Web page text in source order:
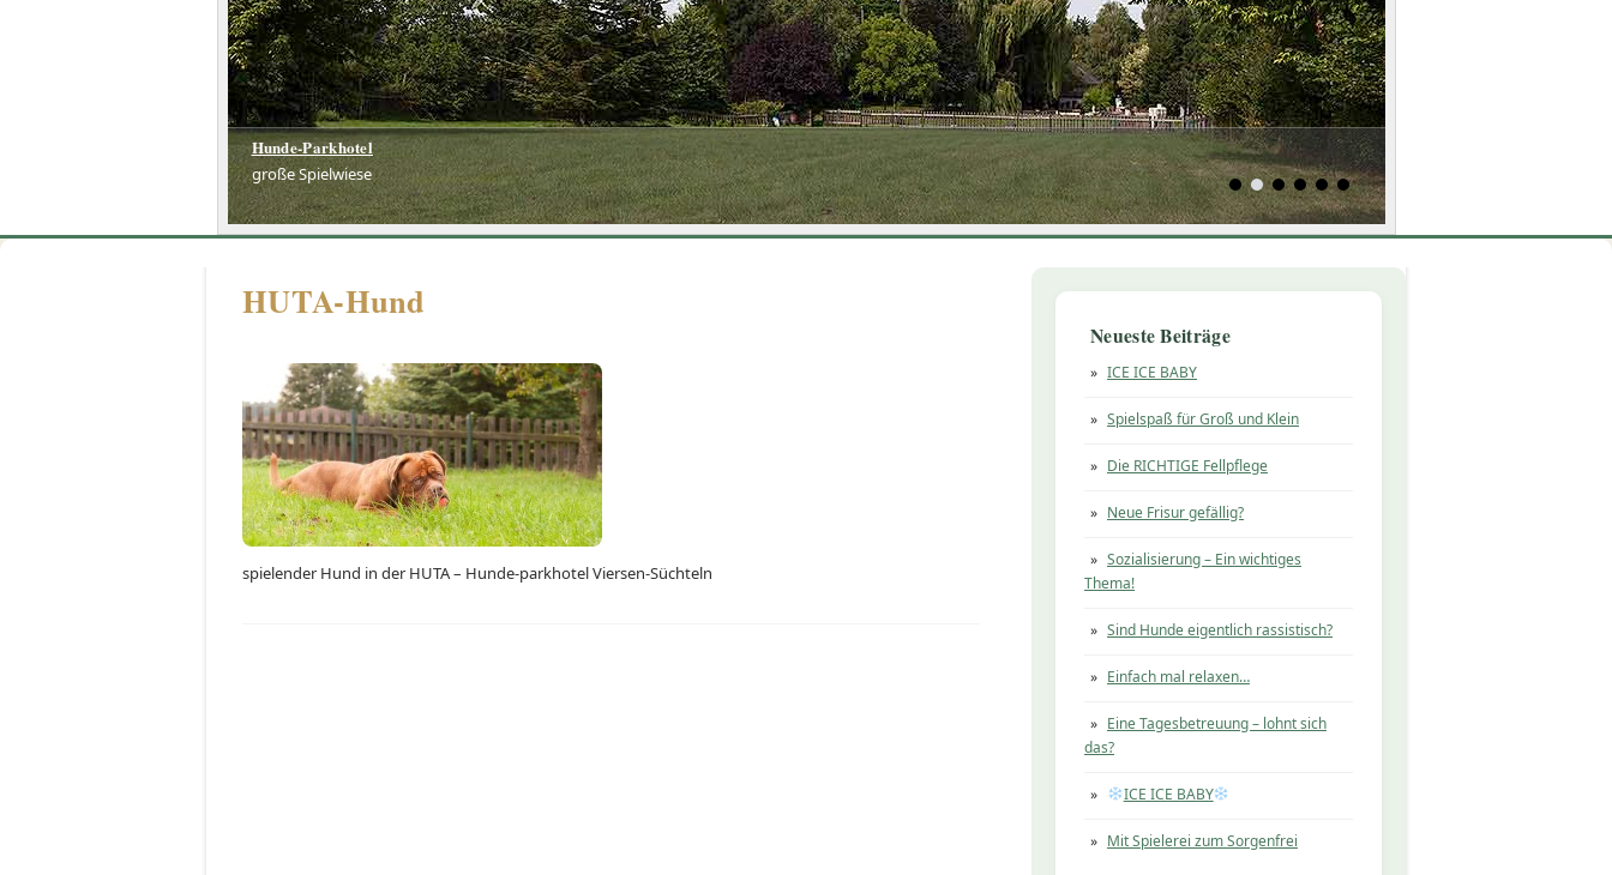
Hunde-Parkhotel
große Spielwiese
1 2 3 4 5 6
Neueste Beiträge
ICE ICE BABY
Spielspaß für Groß und Klein
Die RICHTIGE Fellpflege
Neue Frisur gefällig?
Sozialisierung – Ein wichtiges
Thema!
Sind Hunde eigentlich rassistisch?
Einfach mal relaxen…
Eine Tagesbetreuung – lohnt sich
das?
ICE ICE BABY
Mit Spielerei zum Sorgenfrei
HUTA-Hund
spielender Hund in der HUTA – Hunde-parkhotel Viersen-Süchteln